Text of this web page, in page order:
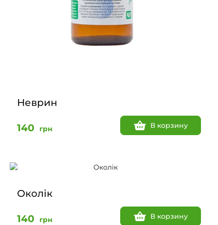
Неврин
140 грн В корзину
Околік
140 грн В корзину